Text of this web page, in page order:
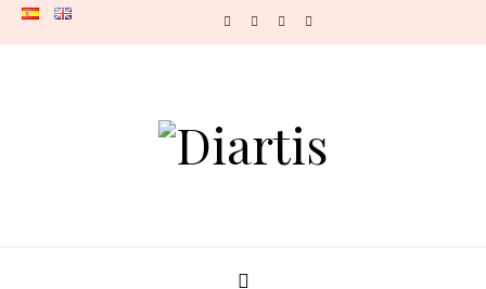
Skip to content